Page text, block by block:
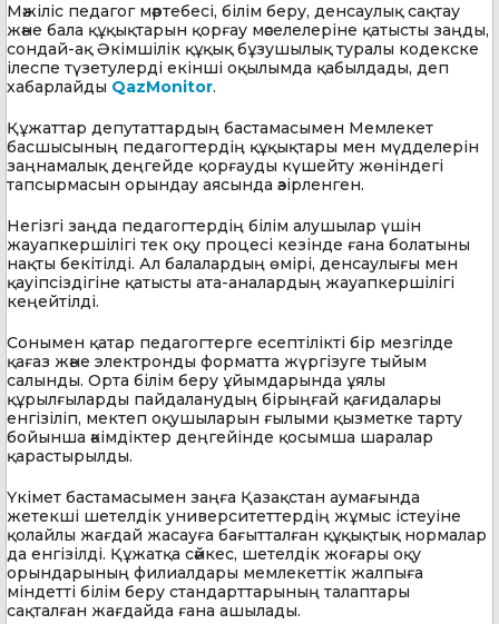
Мәжіліс педагог мәртебесі, білім беру, денсаулық сақтау
және бала құқықтарын қорғау мәселелеріне қатысты заңды,
сондай-ақ Әкімшілік құқық бұзушылық туралы кодекске
ілеспе түзетулерді екінші оқылымда қабылдады, деп
хабарлайды QazMonitor.
Құжаттар депутаттардың бастамасымен Мемлекет
басшысының педагогтердің құқықтары мен мүдделерін
заңнамалық деңгейде қорғауды күшейту жөніндегі
тапсырмасын орындау аясында әзірленген.
Негізгі заңда педагогтердің білім алушылар үшін
жауапкершілігі тек оқу процесі кезінде ғана болатыны
нақты бекітілді. Ал балалардың өмірі, денсаулығы мен
қауіпсіздігіне қатысты ата-аналардың жауапкершілігі
кеңейтілді.
Сонымен қатар педагогтерге есептілікті бір мезгілде
қағаз және электронды форматта жүргізуге тыйым
салынды. Орта білім беру ұйымдарында ұялы
құрылғыларды пайдаланудың бірыңғай қағидалары
енгізіліп, мектеп оқушыларын ғылыми қызметке тарту
бойынша әкімдіктер деңгейінде қосымша шаралар
қарастырылды.
Үкімет бастамасымен заңға Қазақстан аумағында
жетекші шетелдік университеттердің жұмыс істеуіне
қолайлы жағдай жасауға бағытталған құқықтық нормалар
да енгізілді. Құжатқа сәйкес, шетелдік жоғары оқу
орындарының филиалдары мемлекеттік жалпыға
міндетті білім беру стандарттарының талаптары
сақталған жағдайда ғана ашылады.